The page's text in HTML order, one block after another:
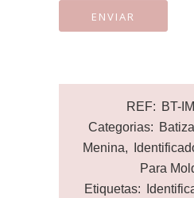
REF: BT-
Categorias:
Menina,
Para
Etiquetas: